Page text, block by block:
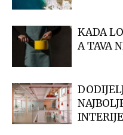
KADA
A TAVA